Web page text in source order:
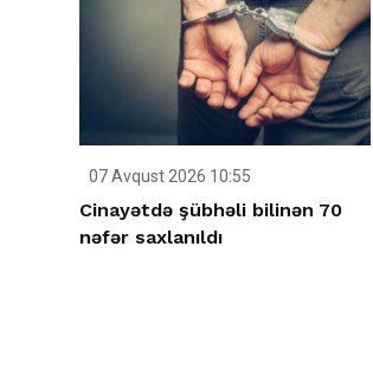
07 Avqust 2026 10:55
Cinayətdə şübhəli bilinən 70
nəfər saxlanıldı